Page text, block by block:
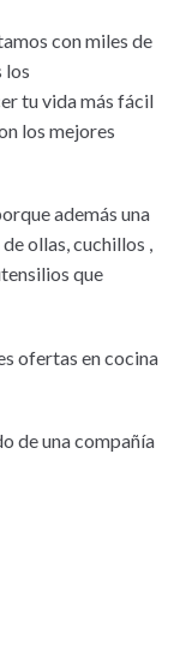
con miles de
los
tu vida más fácil
los mejores
además una
ollas, cuchillos ,
que
ofertas en cocina
de una compañía